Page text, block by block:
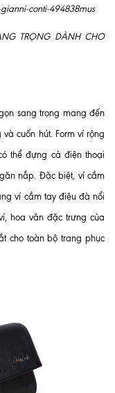
conti-494838mus
TRỌNG DÀNH CHO
sang trọng mang đến
cuốn hút. Form ví rộng
thể đựng cả điện thoại
nắp. Đặc biệt, ví cầm
ví cầm tay điệu đà nổi
hoa văn đặc trưng của
cho toàn bộ trang phục